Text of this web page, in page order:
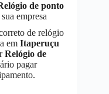
de ponto
empresa
de relógio
em Itaperuçu
Relógio de
pagar